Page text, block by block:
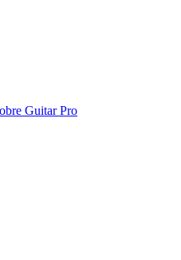
Guitar Pro